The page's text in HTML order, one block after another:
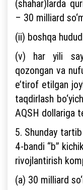
(shahar)larda
– 30 milliard
(ii) boshqa
(v) har yili
qozongan va
e’tirof etilgan
taqdirlash
AQSH dollariga
5. Shunday
4-bandi “b”
rivojlantirish
(a) 30 milliard